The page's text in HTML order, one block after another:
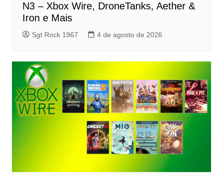
N3 – Xbox Wire, DroneTanks, Aether &
Iron e Mais
Sgt Rock 1967 4 de agosto de 2026